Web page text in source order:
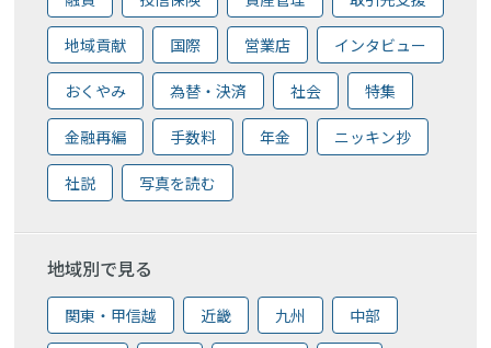
地域貢献 国際 営業店 インタビュー
おくやみ 為替・決済 社会 特集
金融再編 手数料 年金 ニッキン抄
社説 写真を読む
地域別で見る
関東・甲信越 近畿 九州 中部